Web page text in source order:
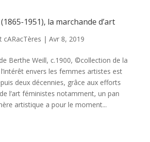
1951), la marchande d’art
cARacTères | Avr 8, 2019
Berthe Weill, c.1900, ©collection de la
envers les femmes artistes est
deux décennies, grâce aux efforts
l’art féministes notamment, un pan
artistique a pour le moment...